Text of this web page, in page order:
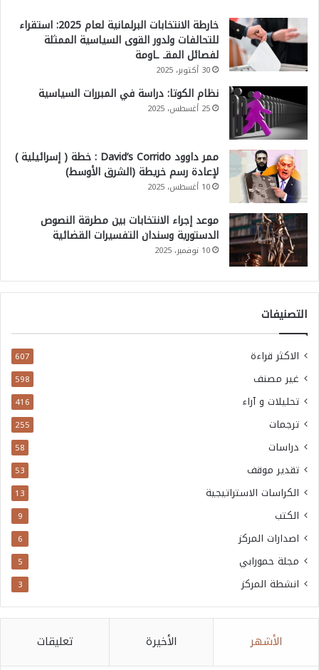
خارطة الانتخابات البرلمانية لعام 2025: استقراء
للتحالفات ولدور القوى السياسية الممثلة
لفصائل المقـ ـاومة
30 أكتوبر، 2025
نظام الكوتا: دراسة في المبررات السياسية
25 أغسطس، 2025
ممر داوود David’s Corrido : خطة ( إسرائيلية )
لإعادة رسم خريطة (الشرق الأوسط)
10 أغسطس، 2025
موعد إجراء الانتخابات بين مطرقة النصوص
الدستورية وسندان التفسيرات القضائية
10 نوفمبر، 2025
التصنيفات
الاكثر قراءة 607
غير مصنف 598
تحليلات و آراء 416
ترجمات 255
دراسات 58
تقدير موقف 53
الكراسات الاستراتيجية 13
الكتب 9
اصدارات المركز 6
مجلة حمورابي 5
انشطة المركز 3
الأشهر الأخيرة تعليقات